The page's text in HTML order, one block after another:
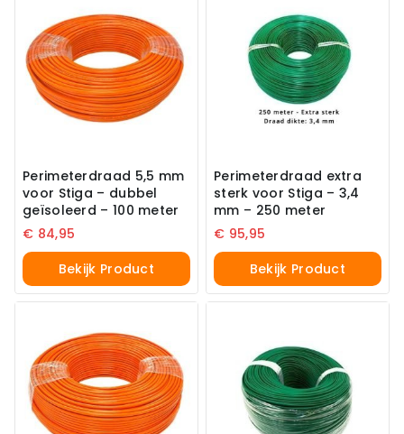
Perimeterdraad 5,5 mm
voor Stiga – dubbel
geïsoleerd – 100 meter
€ 84,95
Bekijk Product
Perimeterdraad extra
sterk voor Stiga – 3,4
mm – 250 meter
€ 95,95
Bekijk Product